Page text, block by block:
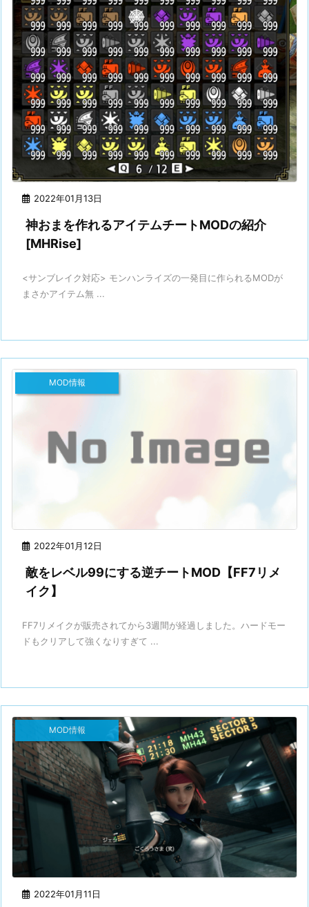
2022年01月13日
神おまを作れるアイテムチートMODの紹介
[MHRise]
<サンブレイク対応> モンハンライズの一発目に作られるMODが
まさかアイテム無 ...
2022年01月12日
MOD情報
敵をレベル99にする逆チートMOD【FF7リメ
イク】
FF7リメイクが販売されてから3週間が経過しました。ハードモー
ドもクリアして強くなりすぎて ...
2022年01月11日
MOD情報